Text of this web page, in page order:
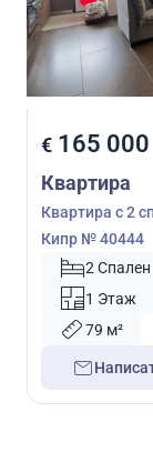
€ 165 000
Квартира
Квартира с 2
Кипр № 40444
2 Спален
1 Этаж
79 м²